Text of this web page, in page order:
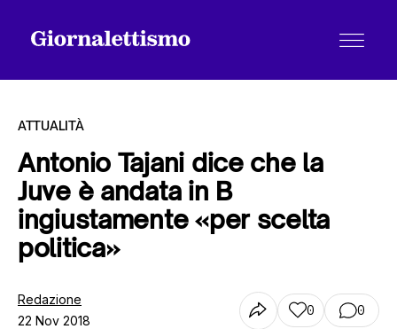
Tutti gli articoli
Chi siamo
ATTUALITÀ
Antonio Tajani dice che la
Juve è andata in B
ingiustamente «per scelta
politica»
Redazione
22 Nov 2018
0 0